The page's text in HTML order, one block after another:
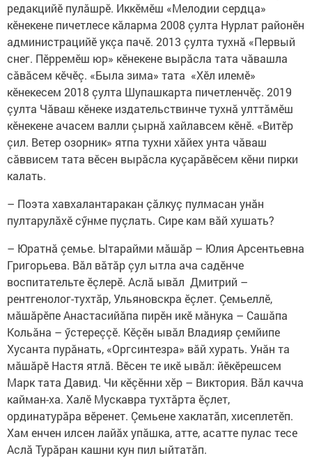
редакцийӗ пулăшрӗ. Иккӗмӗш «Мелодии сердца»
кӗнекене пичетлесе кăларма 2008 çулта Нурлат районӗн
администрацийӗ укçа пачӗ. 2013 çулта тухнă «Первый
снег. Пӗрремӗш юр» кӗнекене вырăсла тата чăвашла
сăвăсем кӗчӗç. «Была зима» тата «Хӗл илемӗ»
кӗнекесем 2018 çулта Шупашкарта пичетленчӗç. 2019
çулта Чăваш кӗнеке издательствинче тухнă улттăмӗш
кӗнекене ачасем валли çырнă хайлавсем кӗнӗ. «Витӗр
çил. Ветер озорник» ятпа тухни хăйех унта чăваш
сăввисем тата вӗсен вырăсла куçарăвӗсем кӗни пирки
калать.
– Поэта хавхалантаракан çăлкуç пулмасан унăн
пултарулăхӗ сӳнме пуçлать. Сире кам вăй хушать?
– Юратнă çемье. Ытарайми мăшăр – Юлия Арсентьевна
Григорьева. Вăл вăтăр çул ытла ача садӗнче
воспитательте ӗçлерӗ. Аслă ывăл Дмитрий –
рентгенолог-тухтăр, Ульяновскра ӗçлет. Çемьеллӗ,
мăшăрӗпе Анастасийăпа пирӗн икӗ мăнука – Сашăпа
Кольăна – ӳстереççӗ. Кӗçӗн ывăл Владияр çемйипе
Хусанта пурăнать, «Оргсинтезра» вăй хурать. Унăн та
мăшăрӗ Настя ятлă. Вӗсен те икӗ ывăл: йӗкӗрешсем
Марк тата Давид. Чи кӗçӗнни хӗр – Виктория. Вăл качча
кайман-ха. Халӗ Мускавра тухтăрта ӗçлет,
ординатурăра вӗренет. Çемьене хаклатăп, хисеплетӗп.
Хам енчен илсен лайăх упăшка, атте, асатте пулас тесе
Аслă Турăран кашни кун пил ыйтатăп.